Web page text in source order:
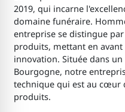
2019, qui incarne
domaine funéraire.
entreprise se distingue
produits, mettant en
innovation. Située dans
Bourgogne, notre
technique qui est au cœur
produits.